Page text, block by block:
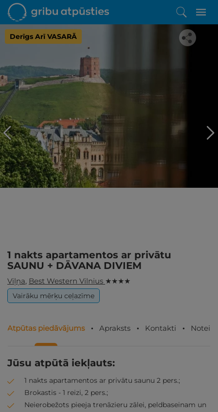
Derīgs Arī VASARĀ
Iepatikās šis piedāvājums?
Līdz brīnišķīgai atpūtai atlikuši tikai daži soļi
PĒRKU
1 nakts apartamentos ar privātu
SAUNU + DĀVANA DIVIEM
Viļņa, Best Western Vilnius ★ ★ ★ ★
Vairāku mērķu ceļazīme
Atpūtas piedāvājums Apraksts Kontakti
Jūsu atpūtā iekļauts:
1 nakts apartamentos ar privātu saunu 2 pers.;
Brokastis - 1 reizi, 2 pers.;
Neierobežots pieeja trenāzieru zālei, peldbaseinam un